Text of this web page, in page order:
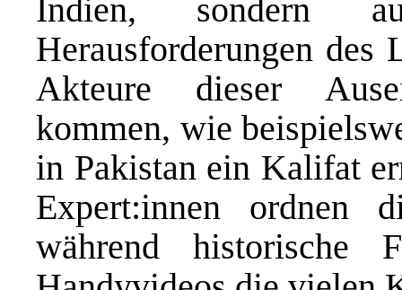
Indien, sondern
Herausforderungen des
Akteure dieser
kommen, wie
in Pakistan ein Kalifat
Expert:innen ordnen
während historische